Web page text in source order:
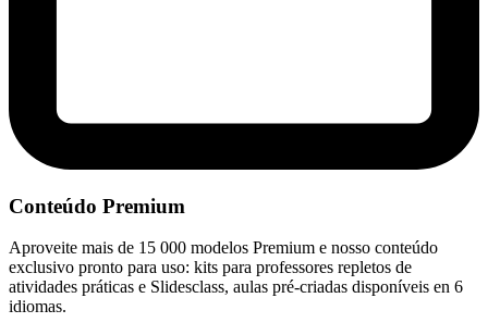
Conteúdo Premium
Aproveite mais de 15 000 modelos Premium e nosso conteúdo
exclusivo pronto para uso: kits para professores repletos de
atividades práticas e Slidesclass, aulas pré-criadas disponíveis en 6
idiomas.